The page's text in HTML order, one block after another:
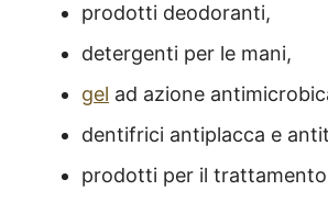
prodotti deodoranti,
detergenti per le mani,
gel ad azione
dentifrici antiplacca e
prodotti per il trattamento